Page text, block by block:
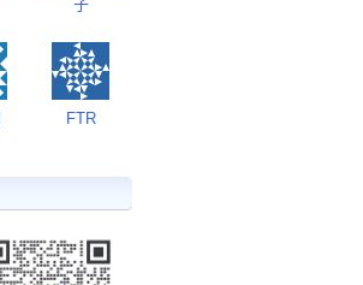
子
FTR